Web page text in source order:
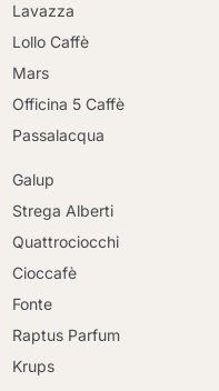
Lavazza
Lollo Caffè
Mars
Officina 5 Caffè
Passalacqua
Galup
Strega Alberti
Quattrociocchi
Cioccafè
Fonte
Raptus Parfum
Krups